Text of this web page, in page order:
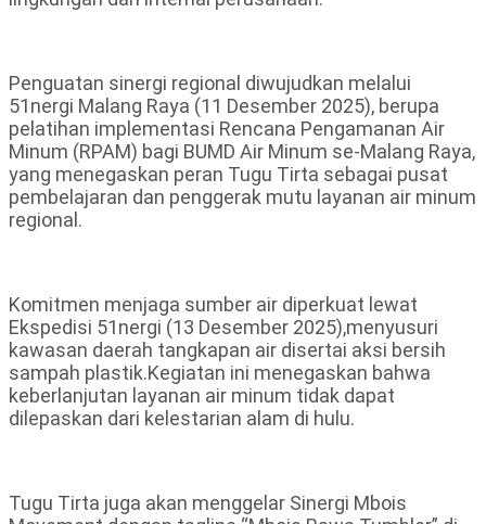
Penguatan sinergi regional diwujudkan melalui
51nergi Malang Raya (11 Desember 2025), berupa
pelatihan implementasi Rencana Pengamanan Air
Minum (RPAM) bagi BUMD Air Minum se-Malang Raya,
yang menegaskan peran Tugu Tirta sebagai pusat
pembelajaran dan penggerak mutu layanan air minum
regional.
Komitmen menjaga sumber air diperkuat lewat
Ekspedisi 51nergi (13 Desember 2025),menyusuri
kawasan daerah tangkapan air disertai aksi bersih
sampah plastik.Kegiatan ini menegaskan bahwa
keberlanjutan layanan air minum tidak dapat
dilepaskan dari kelestarian alam di hulu.
Tugu Tirta juga akan menggelar Sinergi Mbois